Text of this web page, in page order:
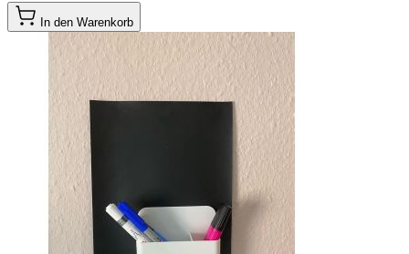
In den Warenkorb